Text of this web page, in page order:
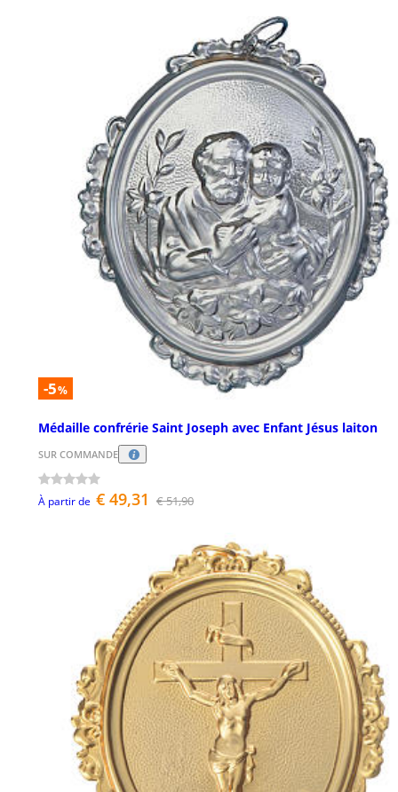
-5%
Médaille confrérie Saint Joseph avec Enfant Jésus laiton
SUR COMMANDE
À partir de € 49,31 € 51,90